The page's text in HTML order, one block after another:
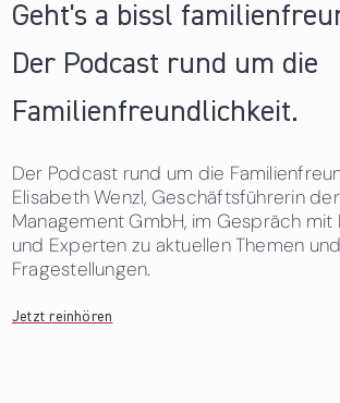
Geht's a bissl
Der Podcast rund um die
Familienfreundlichkeit.
Der Podcast rund um die
Elisabeth Wenzl, Geschäftsführerin
Management GmbH, im Gespräch mit
und Experten zu aktuellen Themen und
Fragestellungen.
Jetzt reinhören